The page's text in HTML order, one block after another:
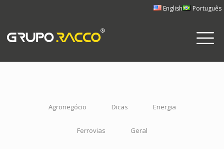
English Português
Agronegócio Dicas Energia
Ferrovias Geral